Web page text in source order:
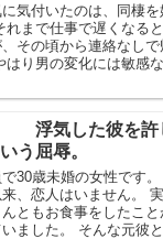
気付いたのは、同棲
れまで仕事で遅くなる
その頃から連絡なし
り男の変化には敏感
浮気した彼を
う屈辱。
30歳未婚の女性です
、恋人はいません。
ともお食事をしたこ
ました。 そんな元彼と